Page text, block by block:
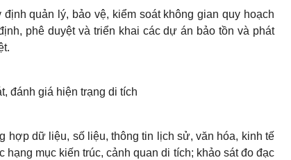
quản lý, bảo vệ, kiểm soát không gian quy hoạch
phê duyệt và triển khai các dự án bảo tồn và phát
đánh giá hiện trạng di tích
hợp dữ liệu, số liệu, thông tin lịch sử, văn hóa, kinh tế
mục kiến trúc, cảnh quan di tích; khảo sát đo đạc